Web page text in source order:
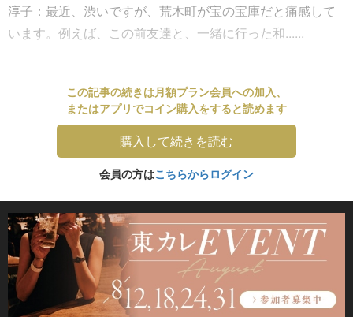
淳子：最近、渋いですが、荒木町が宝の宝庫だと痛感して
います。例えば、この前友達と、一緒に行った和......
この記事の続きは月額プラン会員への加入、
またはアプリでコイン購入をすると読めます
購入して続きを読む
会員の方はこちらからログイン